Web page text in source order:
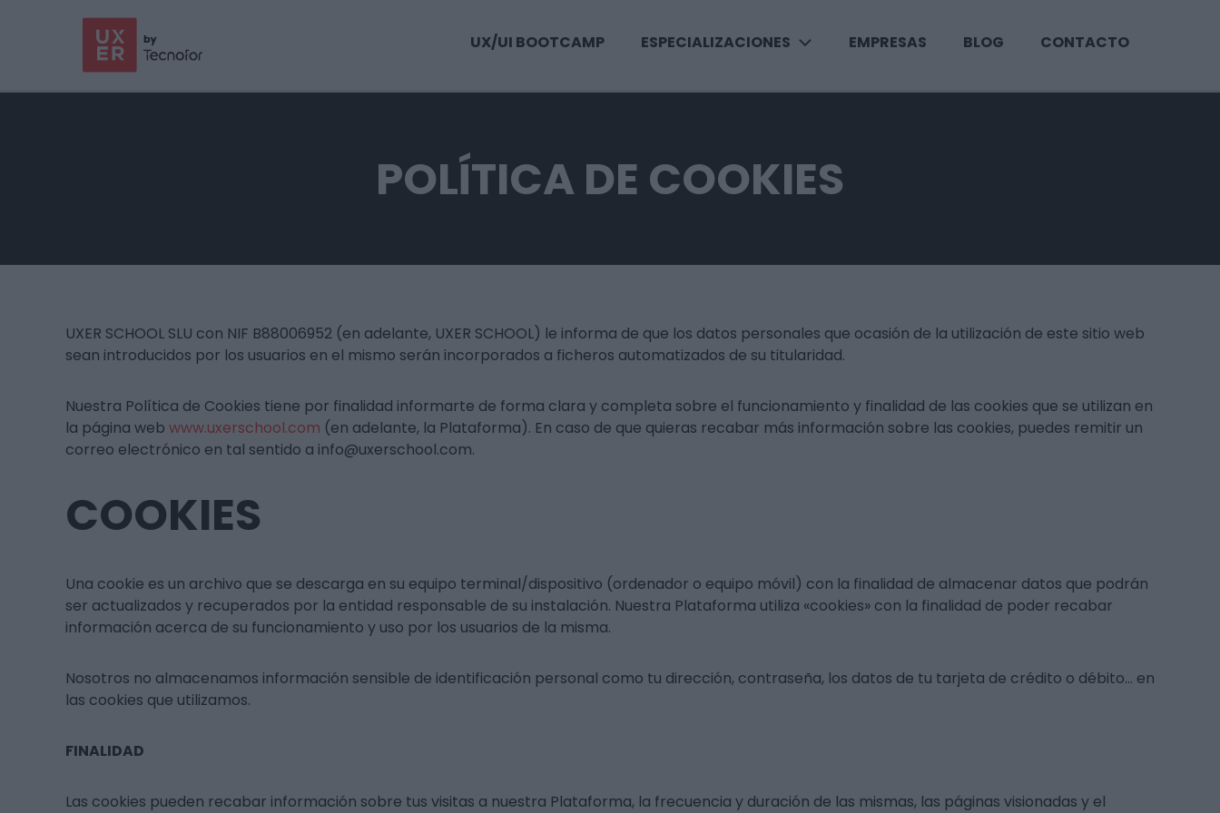
UX/UI BOOTCAMP ESPECIALIZACIONES EMPRESAS BLOG CONTACTO
POLÍTICA DE COOKIES
UXER SCHOOL SLU con NIF B88006952 (en adelante, UXER SCHOOL) le informa de que los datos personales que ocasión de la utilización de este sitio web
sean introducidos por los usuarios en el mismo serán incorporados a ficheros automatizados de su titularidad.
Nuestra Política de Cookies tiene por finalidad informarte de forma clara y completa sobre el funcionamiento y finalidad de las cookies que se utilizan en
la página web www.uxerschool.com (en adelante, la Plataforma). En caso de que quieras recabar más información sobre las cookies, puedes remitir un
correo electrónico en tal sentido a info@uxerschool.com.
COOKIES
Una cookie es un archivo que se descarga en su equipo terminal/dispositivo (ordenador o equipo móvil) con la finalidad de almacenar datos que podrán
ser actualizados y recuperados por la entidad responsable de su instalación. Nuestra Plataforma utiliza «cookies» con la finalidad de poder recabar
información acerca de su funcionamiento y uso por los usuarios de la misma.
Nosotros no almacenamos información sensible de identificación personal como tu dirección, contraseña, los datos de tu tarjeta de crédito o débito… en
las cookies que utilizamos.
FINALIDAD
Las cookies pueden recabar información sobre tus visitas a nuestra Plataforma, la frecuencia y duración de las mismas, las páginas visionadas y el